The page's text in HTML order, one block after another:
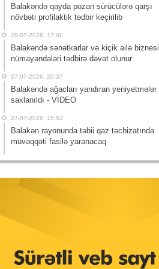
Balakəndə qayda pozan sürücülərə qarşı
növbəti profilaktik tədbir keçirilib
29-07-2026, 17:00
Balakəndə sənətkarlar və kiçik ailə biznesi
nümayəndələri tədbirə dəvət olunur
27-07-2026, 20:37
Balakəndə ağacları yandıran yeniyetmələr
saxlanıldı - VİDEO
27-07-2026, 15:53
Balakən rayonunda təbii qaz təchizatında
müvəqqəti fasilə yaranacaq